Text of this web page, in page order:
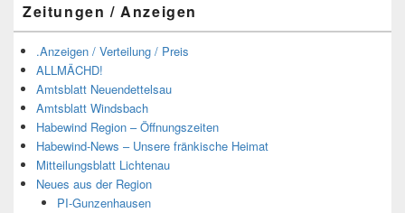
Zeitungen / Anzeigen
.Anzeigen / Verteilung / Preis
ALLMÄCHD!
Amtsblatt Neuendettelsau
Amtsblatt Windsbach
Habewind Region – Öffnungszeiten
Habewind-News – Unsere fränkische Heimat
Mitteilungsblatt Lichtenau
Neues aus der Region
PI-Gunzenhausen